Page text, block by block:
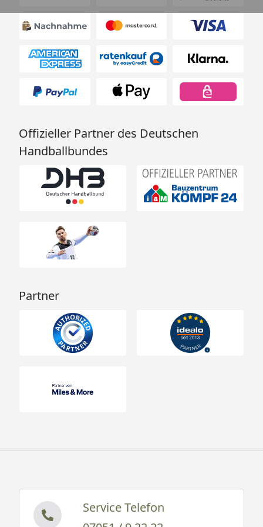
Offizieller Partner des Deutschen
Handballbundes
Partner
Service Telefon